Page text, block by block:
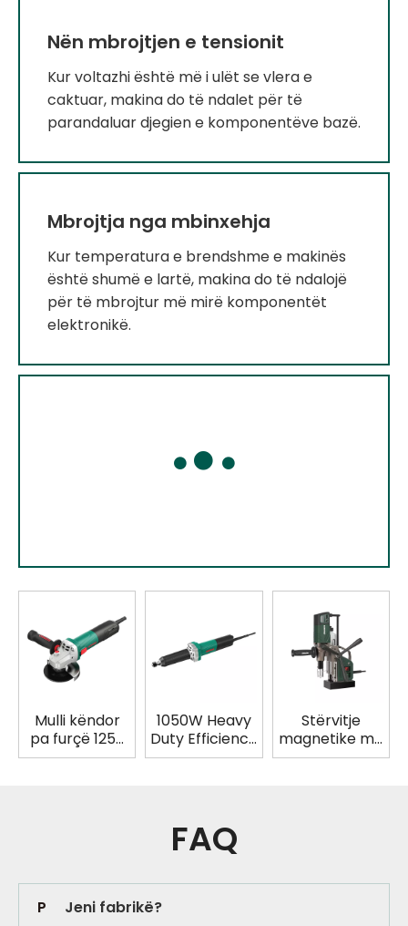
Nën mbrojtjen e tensionit
Kur voltazhi është më i ulët se vlera e
caktuar, makina do të ndalet për të
parandaluar djegien e komponentëve bazë.
Mbrojtja nga mbinxehja
Kur temperatura e brendshme e makinës
është shumë e lartë, makina do të ndalojë
për të mbrojtur më mirë komponentët
elektronikë.
  
Mulli këndor
pa furçë 1250
W 5 inç Peshë
1050W Heavy
Duty Efficiency
me kabllo pa
Stërvitje
magnetike me
kabllo pa
elektrike me
FAQ
P
Jeni fabrikë?